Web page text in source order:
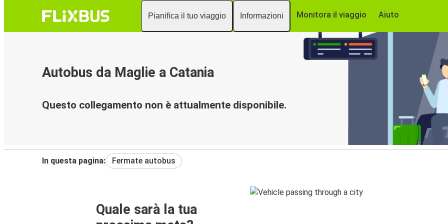
Pianifica il tuo viaggio Informazioni Monitora il viaggio Aiuto
Autobus da Maglie a Catania
Questo collegamento non è attualmente disponibile.
In questa pagina: Fermate autobus
Quale sarà la tua